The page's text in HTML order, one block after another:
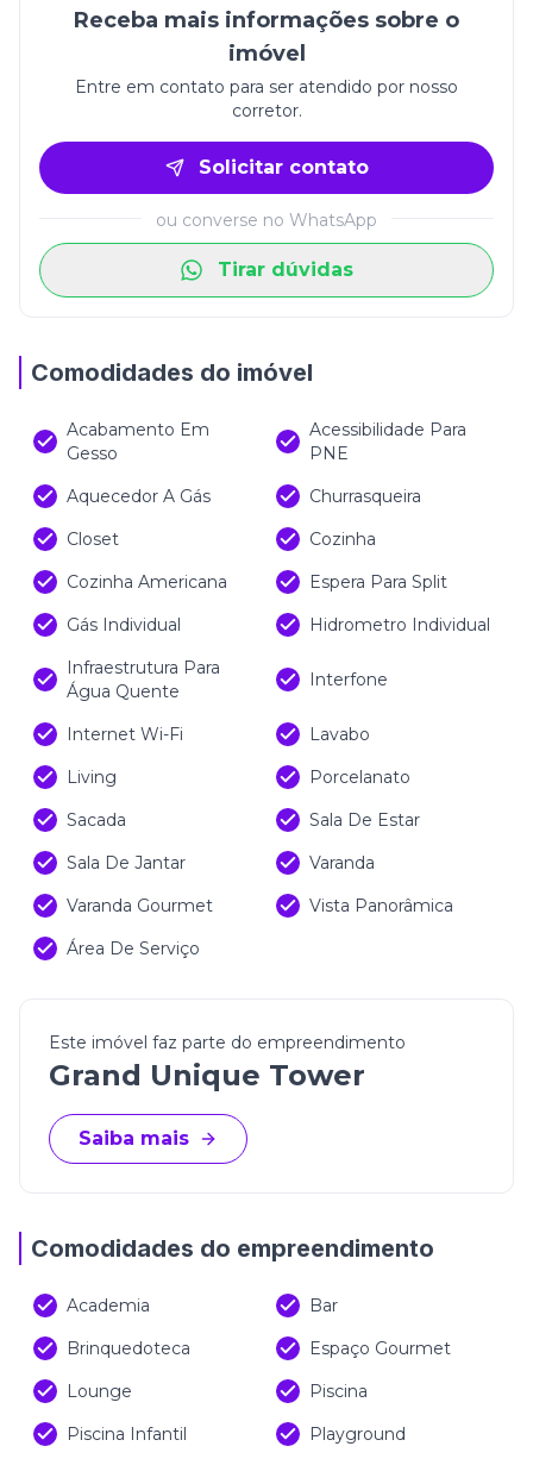
Receba mais informações sobre o
imóvel
Entre em contato para ser atendido por nosso
corretor.
Solicitar contato
ou converse no WhatsApp
Tirar dúvidas
Comodidades do imóvel
Acabamento Em
Gesso
Acessibilidade Para
PNE
Aquecedor A Gás
Churrasqueira
Closet
Cozinha
Cozinha Americana
Espera Para Split
Gás Individual
Hidrometro Individual
Infraestrutura Para
Água Quente
Interfone
Internet Wi-Fi
Lavabo
Living
Porcelanato
Sacada
Sala De Estar
Sala De Jantar
Varanda
Varanda Gourmet
Vista Panorâmica
Área De Serviço
Este imóvel faz parte do empreendimento
Grand Unique Tower
Saiba mais
Comodidades do empreendimento
Academia
Bar
Brinquedoteca
Espaço Gourmet
Lounge
Piscina
Piscina Infantil
Playground